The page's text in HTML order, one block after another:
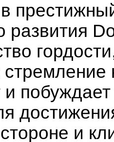
развития
стремление
и
и